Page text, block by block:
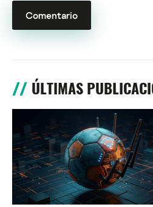
ÚLTIMAS